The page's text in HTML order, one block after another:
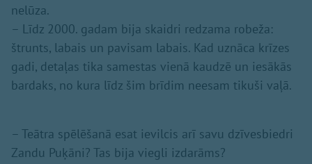
nelūza.
– Līdz 2000. gadam bija skaidri redzama robeža:
štrunts, labais un pavisam labais. Kad uznāca krīzes
gadi, detaļas tika samestas vienā kaudzē un iesākās
bardaks, no kura līdz šim brīdim neesam tikuši vaļā.
– Teātra spēlēšanā esat ievilcis arī savu dzīvesbiedri
Zandu Puķāni? Tas bija viegli izdarāms?